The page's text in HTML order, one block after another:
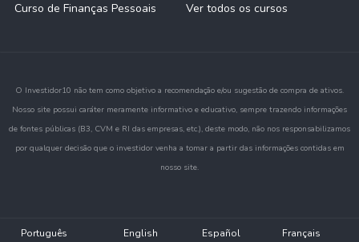
Curso de Finanças Pessoais
Ver todos os cursos
O Investidor10 não tem como objetivo a recomendação e/ou sugestão de compra de ativos.
Nosso site possui caráter meramente informativo e educativo, sempre trazendo informações
de fontes públicas (B3, CVM e RI das empresas, etc.), deste modo, não nos responsabilizamos
por qualquer decisão que o investidor venha a tomar a partir das informações contidas em
nosso site.
Português English Español Français